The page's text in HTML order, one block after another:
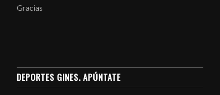
Gracias
DEPORTES GINES. APÚNTATE